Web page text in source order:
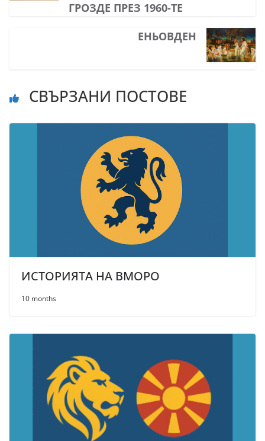
ГРОЗДЕ ПРЕЗ 1960-ТЕ
ЕНЬОВДЕН
СВЪРЗАНИ ПОСТОВЕ
ИСТОРИЯТА НА ВМОРО
10 months